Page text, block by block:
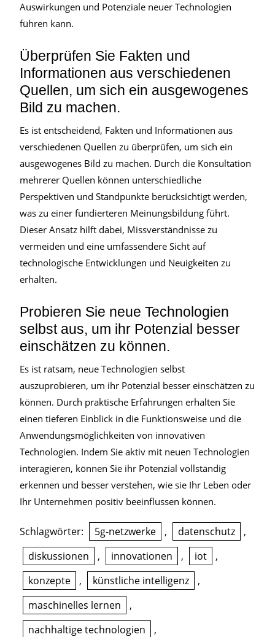
Auswirkungen und Potenziale neuer Technologien
führen kann.
Überprüfen Sie Fakten und
Informationen aus verschiedenen
Quellen, um sich ein ausgewogenes
Bild zu machen.
Es ist entscheidend, Fakten und Informationen aus
verschiedenen Quellen zu überprüfen, um sich ein
ausgewogenes Bild zu machen. Durch die Konsultation
mehrerer Quellen können unterschiedliche
Perspektiven und Standpunkte berücksichtigt werden,
was zu einer fundierteren Meinungsbildung führt.
Dieser Ansatz hilft dabei, Missverständnisse zu
vermeiden und eine umfassendere Sicht auf
technologische Entwicklungen und Neuigkeiten zu
erhalten.
Probieren Sie neue Technologien
selbst aus, um ihr Potenzial besser
einschätzen zu können.
Es ist ratsam, neue Technologien selbst
auszuprobieren, um ihr Potenzial besser einschätzen zu
können. Durch praktische Erfahrungen erhalten Sie
einen tieferen Einblick in die Funktionsweise und die
Anwendungsmöglichkeiten von innovativen
Technologien. Indem Sie aktiv mit neuen Technologien
interagieren, können Sie ihr Potenzial vollständig
erkennen und besser verstehen, wie sie Ihr Leben oder
Ihr Unternehmen positiv beeinflussen können.
Schlagwörter: 5g-netzwerke , datenschutz
,
diskussionen
, innovationen , iot
,
konzepte
, künstliche intelligenz
,
maschinelles lernen
,
nachhaltige technologien
,